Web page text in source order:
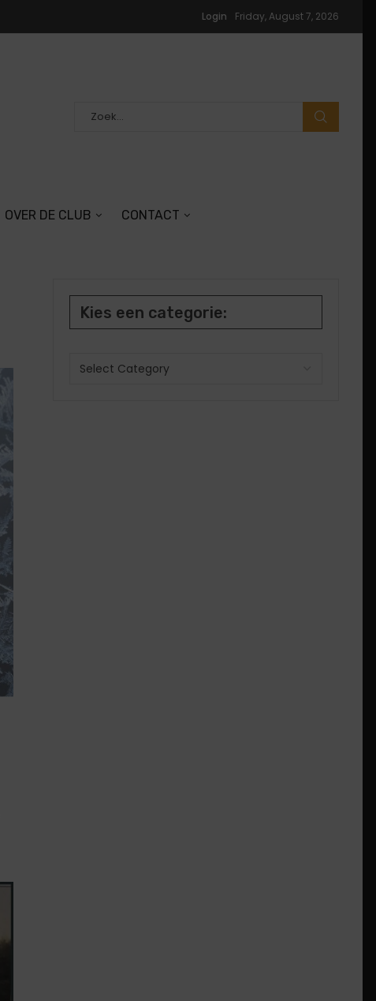
Login Friday, August 7, 2026
OVER DE CLUB CONTACT
Kies een categorie: